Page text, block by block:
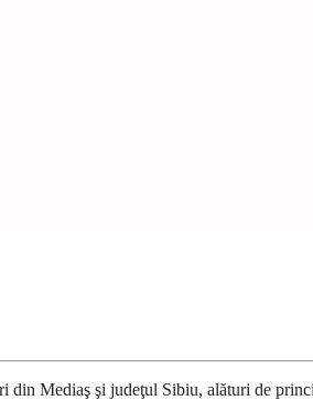
din Mediaş şi judeţul Sibiu, alături de